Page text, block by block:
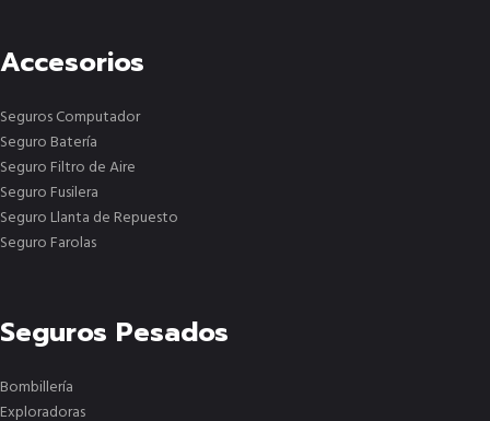
Accesorios
Seguros Computador
Seguro Batería
Seguro Filtro de Aire
Seguro Fusilera
Seguro Llanta de Repuesto
Seguro Farolas
Seguros Pesados
Bombillería
Exploradoras